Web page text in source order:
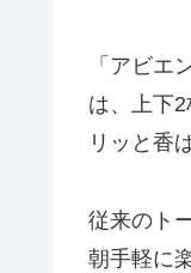
「アビエ
は、上下
リッと香
従来のト
朝手軽に